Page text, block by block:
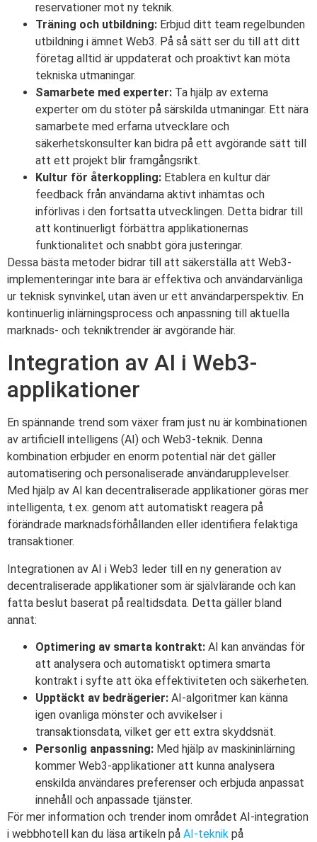
reservationer mot ny teknik.
Träning och utbildning: Erbjud ditt team regelbunden
utbildning i ämnet Web3. På så sätt ser du till att ditt
företag alltid är uppdaterat och proaktivt kan möta
tekniska utmaningar.
Samarbete med experter: Ta hjälp av externa
experter om du stöter på särskilda utmaningar. Ett nära
samarbete med erfarna utvecklare och
säkerhetskonsulter kan bidra på ett avgörande sätt till
att ett projekt blir framgångsrikt.
Kultur för återkoppling: Etablera en kultur där
feedback från användarna aktivt inhämtas och
införlivas i den fortsatta utvecklingen. Detta bidrar till
att kontinuerligt förbättra applikationernas
funktionalitet och snabbt göra justeringar.
Dessa bästa metoder bidrar till att säkerställa att Web3-
implementeringar inte bara är effektiva och användarvänliga
ur teknisk synvinkel, utan även ur ett användarperspektiv. En
kontinuerlig inlärningsprocess och anpassning till aktuella
marknads- och tekniktrender är avgörande här.
Integration av AI i Web3-
applikationer
En spännande trend som växer fram just nu är kombinationen
av artificiell intelligens (AI) och Web3-teknik. Denna
kombination erbjuder en enorm potential när det gäller
automatisering och personaliserade användarupplevelser.
Med hjälp av AI kan decentraliserade applikationer göras mer
intelligenta, t.ex. genom att automatiskt reagera på
förändrade marknadsförhållanden eller identifiera felaktiga
transaktioner.
Integrationen av AI i Web3 leder till en ny generation av
decentraliserade applikationer som är självlärande och kan
fatta beslut baserat på realtidsdata. Detta gäller bland
annat:
Optimering av smarta kontrakt: AI kan användas för
att analysera och automatiskt optimera smarta
kontrakt i syfte att öka effektiviteten och säkerheten.
Upptäckt av bedrägerier: AI-algoritmer kan känna
igen ovanliga mönster och avvikelser i
transaktionsdata, vilket ger ett extra skyddsnät.
Personlig anpassning: Med hjälp av maskininlärning
kommer Web3-applikationer att kunna analysera
enskilda användares preferenser och erbjuda anpassat
innehåll och anpassade tjänster.
För mer information och trender inom området AI-integration
i webbhotell kan du läsa artikeln på AI-teknik på